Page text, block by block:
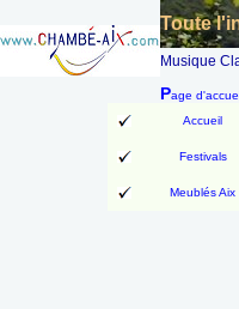
Toute
Musique
Page
Accueil
Festivals
Meublés Aix